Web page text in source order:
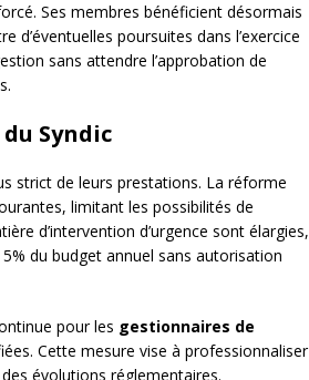
Ses membres bénéficient désormais
d’éventuelles poursuites dans l’exercice
sans attendre l’approbation de
Syndic
strict de leurs prestations. La réforme
limitant les possibilités de
d’intervention d’urgence sont élargies,
du budget annuel sans autorisation
pour les gestionnaires de
Cette mesure vise à professionnaliser
évolutions réglementaires.